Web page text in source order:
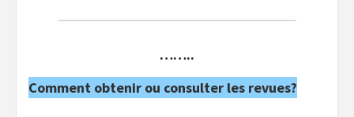
……..
Comment obtenir ou consulter les revues?